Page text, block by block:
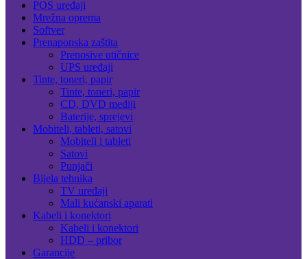
POS uređaji
Mrežna oprema
Softver
Prenaponska zaštita
Prenosive utičnice
UPS uređaji
Tinte, toneri, papir
Tinte, toneri, papir
CD, DVD mediji
Baterije, sprejevi
Mobiteli, tableti, satovi
Mobiteli i tableti
Satovi
Punjači
Bijela tehnika
TV uređaji
Mali kućanski aparati
Kabeli i konektori
Kabeli i konektori
HDD – pribor
Garancije